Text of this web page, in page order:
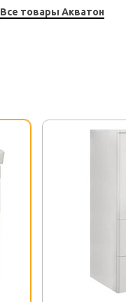
Все товары Акватон